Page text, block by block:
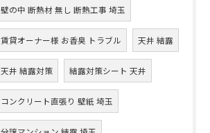
壁の中 断熱材 無し 断熱工事 埼玉
賃貸オーナー様 お香臭 トラブル 天井 結露
天井 結露対策 結露対策シート 天井
コンクリート直張り 壁紙 埼玉